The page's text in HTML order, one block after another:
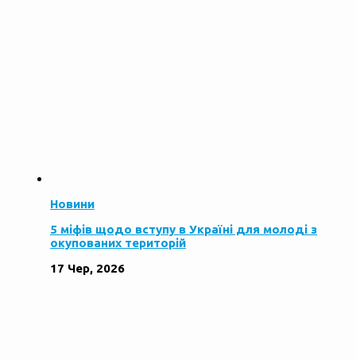
Новини
5 міфів щодо вступу в Україні для молоді з
окупованих територій
17 Чер, 2026